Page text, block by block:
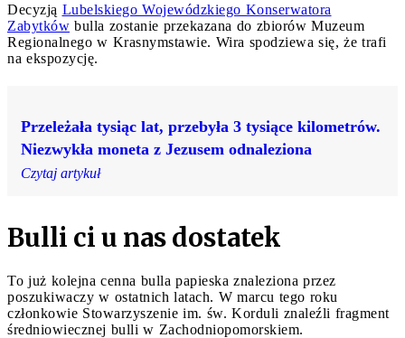
Decyzją Lubelskiego Wojewódzkiego Konserwatora
Zabytków bulla zostanie przekazana do zbiorów Muzeum
Regionalnego w Krasnymstawie. Wira spodziewa się, że trafi
na ekspozycję.
Przeleżała tysiąc lat, przebyła 3 tysiące kilometrów.
Niezwykła moneta z Jezusem odnaleziona
Czytaj artykuł
Bulli ci u nas dostatek
To już kolejna cenna bulla papieska znaleziona przez
poszukiwaczy w ostatnich latach. W marcu tego roku
członkowie Stowarzyszenie im. św. Korduli znaleźli fragment
średniowiecznej bulli w Zachodniopomorskiem.